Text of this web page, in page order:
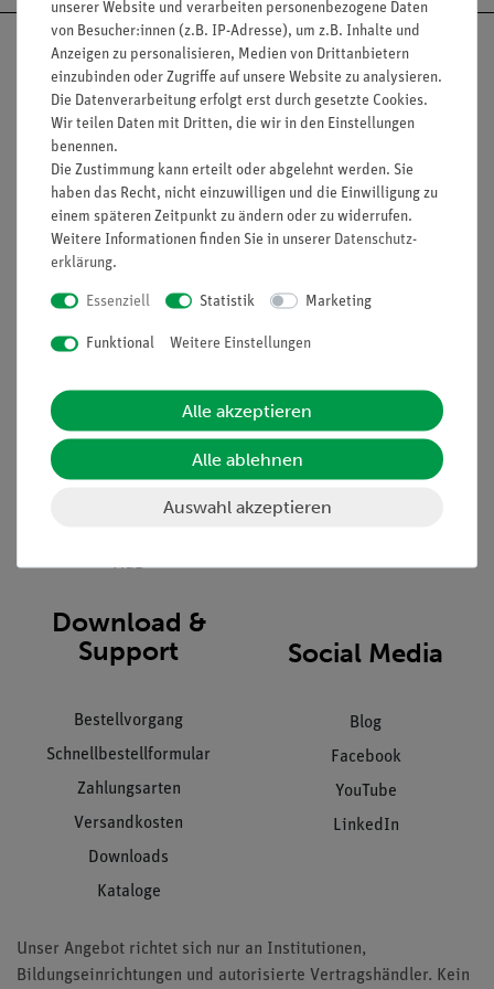
Nach oben
Informationen
Unternehmen
Stellenangebote
Kontakt
Hinweisgeberschutz
AGB
Service
Übersicht Service
Inbetriebnahme & Schulungen
Download &
Support
Bestellvorgang
Schnellbestellformular
Zahlungsarten
Versandkosten
Downloads
Kataloge
Social Media
Blog
Facebook
YouTube
LinkedIn
Unser Angebot richtet sich nur an Institutionen,
Bildungseinrichtungen und autorisierte Vertragshändler. Kein
unserer Website und verarbeiten personenbezogene Daten
von Besucher:innen (z.B. IP-Adresse), um z.B. Inhalte und
Anzeigen zu personalisieren, Medien von Drittanbietern
einzubinden oder Zugriffe auf unsere Website zu analysieren.
Die Datenverarbeitung erfolgt erst durch gesetzte Cookies.
Wir teilen Daten mit Dritten, die wir in den Einstellungen
benennen.
Die Zustimmung kann erteilt oder abgelehnt werden. Sie
haben das Recht, nicht einzuwilligen und die Einwilligung zu
einem späteren Zeitpunkt zu ändern oder zu widerrufen.
Weitere Informationen finden Sie in unserer Daten­schutz­
erklärung.
Essenziell Statistik Marketing
Funktional Weitere Einstellungen
Alle akzeptieren
Alle ablehnen
Auswahl akzeptieren